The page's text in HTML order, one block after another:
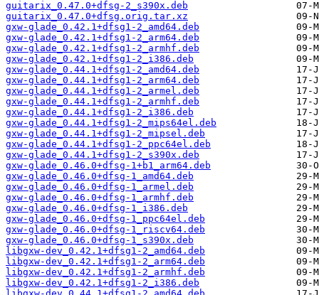
guitarix_0.47.0+dfsg-2_s390x.deb
guitarix_0.47.0+dfsg.orig.tar.xz
gxw-glade_0.42.1+dfsg1-2_amd64.deb
gxw-glade_0.42.1+dfsg1-2_arm64.deb
gxw-glade_0.42.1+dfsg1-2_armhf.deb
gxw-glade_0.42.1+dfsg1-2_i386.deb
gxw-glade_0.44.1+dfsg1-2_amd64.deb
gxw-glade_0.44.1+dfsg1-2_arm64.deb
gxw-glade_0.44.1+dfsg1-2_armel.deb
gxw-glade_0.44.1+dfsg1-2_armhf.deb
gxw-glade_0.44.1+dfsg1-2_i386.deb
gxw-glade_0.44.1+dfsg1-2_mips64el.deb
gxw-glade_0.44.1+dfsg1-2_mipsel.deb
gxw-glade_0.44.1+dfsg1-2_ppc64el.deb
gxw-glade_0.44.1+dfsg1-2_s390x.deb
gxw-glade_0.46.0+dfsg-1+b1_arm64.deb
gxw-glade_0.46.0+dfsg-1_amd64.deb
gxw-glade_0.46.0+dfsg-1_armel.deb
gxw-glade_0.46.0+dfsg-1_armhf.deb
gxw-glade_0.46.0+dfsg-1_i386.deb
gxw-glade_0.46.0+dfsg-1_ppc64el.deb
gxw-glade_0.46.0+dfsg-1_riscv64.deb
gxw-glade_0.46.0+dfsg-1_s390x.deb
libgxw-dev_0.42.1+dfsg1-2_amd64.deb
libgxw-dev_0.42.1+dfsg1-2_arm64.deb
libgxw-dev_0.42.1+dfsg1-2_armhf.deb
libgxw-dev_0.42.1+dfsg1-2_i386.deb